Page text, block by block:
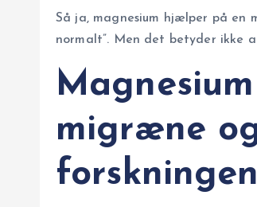
Så ja, magnesium hjælper på en
normalt”. Men det betyder ikke
migræne